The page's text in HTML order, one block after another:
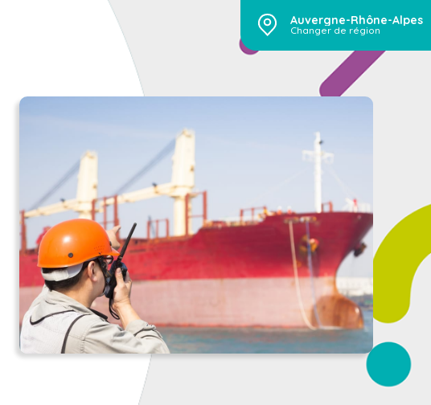
Auvergne-Rhône-Alpes
Changer de région